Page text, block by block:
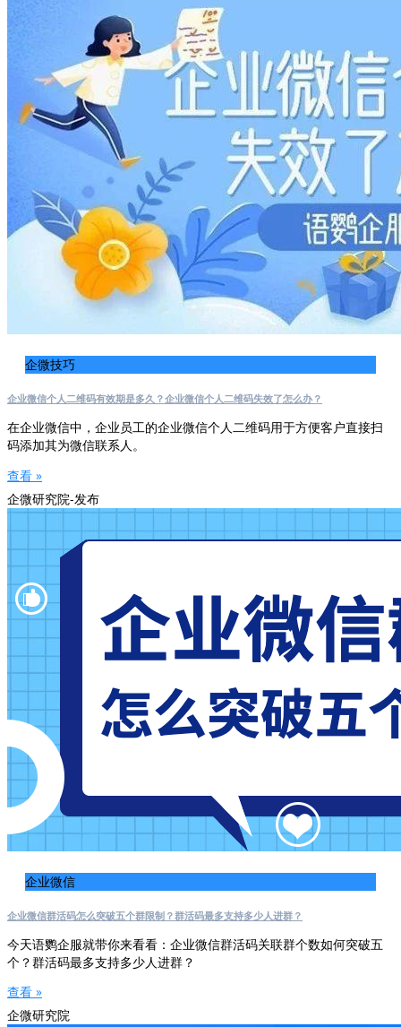
企微技巧
企业微信个人二维码有效期是多久？企业微信个人二维码失效了怎么办？
在企业微信中，企业员工的企业微信个人二维码用于方便客户直接扫
码添加其为微信联系人。
查看 »
企微研究院-发布
企业微信
企业微信群活码怎么突破五个群限制？群活码最多支持多少人进群？
今天语鹦企服就带你来看看：企业微信群活码关联群个数如何突破五
个？群活码最多支持多少人进群？
查看 »
企微研究院